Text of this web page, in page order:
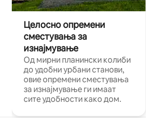
Целосно опремени
сместувања за
изнајмување
Од мирни планински колиби
до удобни урбани станови,
овие опремени сместувања
за изнајмување ги имаат
сите удобности како дом.